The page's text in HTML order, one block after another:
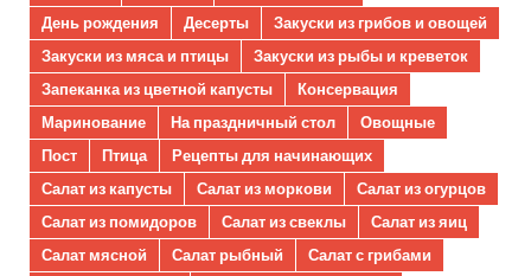
День рождения
Десерты
Закуски из грибов и овощей
Закуски из мяса и птицы
Закуски из рыбы и креветок
Запеканка из цветной капусты
Консервация
Маринование
На праздничный стол
Овощные
Пост
Птица
Рецепты для начинающих
Салат из капусты
Салат из моркови
Салат из огурцов
Салат из помидоров
Салат из свеклы
Салат из яиц
Салат мясной
Салат рыбный
Салат с грибами